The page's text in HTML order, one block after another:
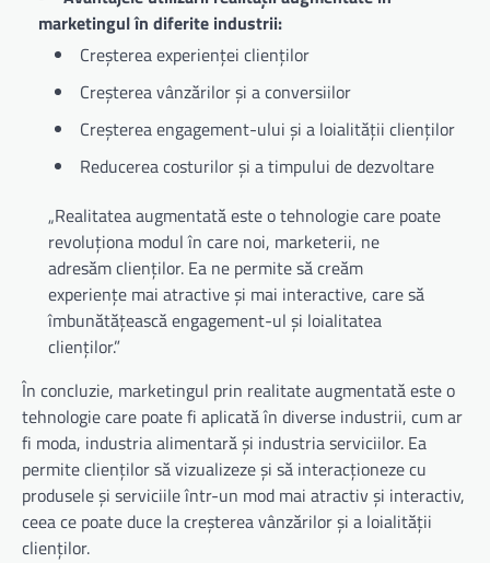
marketingul în diferite industrii:
Creșterea experienței clienților
Creșterea vânzărilor și a conversiilor
Creșterea engagement-ului și a loialității clienților
Reducerea costurilor și a timpului de dezvoltare
„Realitatea augmentată este o tehnologie care poate
revoluționa modul în care noi, marketerii, ne
adresăm clienților. Ea ne permite să creăm
experiențe mai atractive și mai interactive, care să
îmbunătățească engagement-ul și loialitatea
clienților.”
În concluzie, marketingul prin realitate augmentată este o
tehnologie care poate fi aplicată în diverse industrii, cum ar
fi moda, industria alimentară și industria serviciilor. Ea
permite clienților să vizualizeze și să interacționeze cu
produsele și serviciile într-un mod mai atractiv și interactiv,
ceea ce poate duce la creșterea vânzărilor și a loialității
clienților.